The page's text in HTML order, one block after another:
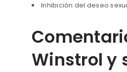
Inhibición del deseo
Winstrol y